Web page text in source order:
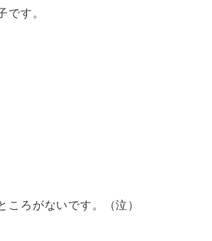
です。
ころがないです。（泣）